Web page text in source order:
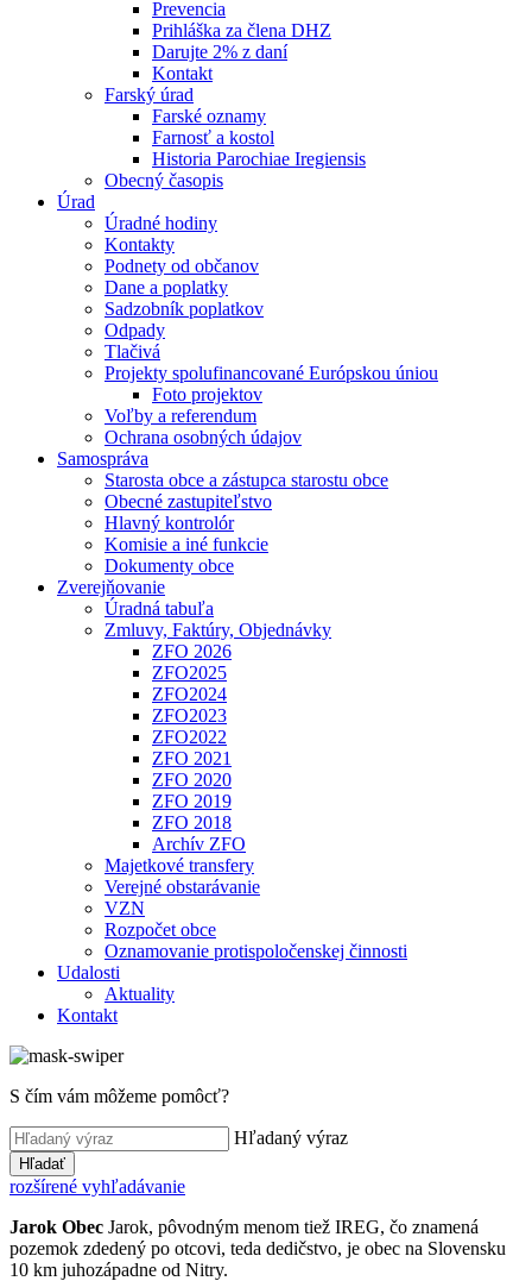
Prevencia
Prihláška za člena DHZ
Darujte 2% z daní
Kontakt
Farský úrad
Farské oznamy
Farnosť a kostol
Historia Parochiae Iregiensis
Obecný časopis
Úrad
Úradné hodiny
Kontakty
Podnety od občanov
Dane a poplatky
Sadzobník poplatkov
Odpady
Tlačivá
Projekty spolufinancované Európskou úniou
Foto projektov
Voľby a referendum
Ochrana osobných údajov
Samospráva
Starosta obce a zástupca starostu obce
Obecné zastupiteľstvo
Hlavný kontrolór
Komisie a iné funkcie
Dokumenty obce
Zverejňovanie
Úradná tabuľa
Zmluvy, Faktúry, Objednávky
ZFO 2026
ZFO2025
ZFO2024
ZFO2023
ZFO2022
ZFO 2021
ZFO 2020
ZFO 2019
ZFO 2018
Archív ZFO
Majetkové transfery
Verejné obstarávanie
VZN
Rozpočet obce
Oznamovanie protispoločenskej činnosti
Udalosti
Aktuality
Kontakt
S čím vám môžeme pomôcť?
Hľadaný výraz
Hľadať
rozšírené vyhľadávanie
Jarok Obec Jarok, pôvodným menom tiež IREG, čo znamená
pozemok zdedený po otcovi, teda dedičstvo, je obec na Slovensku
10 km juhozápadne od Nitry.